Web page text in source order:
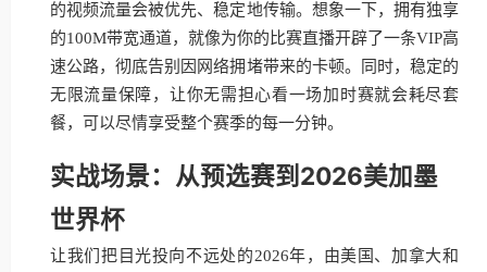
的视频流量会被优先、稳定地传输。想象一下，拥有独享
的100M带宽通道，就像为你的比赛直播开辟了一条VIP高
速公路，彻底告别因网络拥堵带来的卡顿。同时，稳定的
无限流量保障，让你无需担心看一场加时赛就会耗尽套
餐，可以尽情享受整个赛季的每一分钟。
实战场景：从预选赛到2026美加墨
世界杯
让我们把目光投向不远处的2026年，由美国、加拿大和